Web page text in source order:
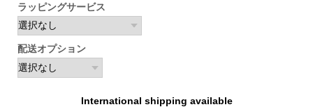
ラッピングサービス
配送オプション
International shipping available